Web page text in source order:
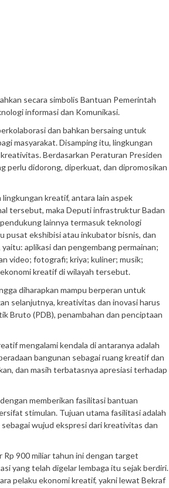
secara simbolis Bantuan Pemerintah
informasi dan Komunikasi.
dan bahkan bersaing untuk
masyarakat. Disamping itu, lingkungan
Berdasarkan Peraturan Presiden
perlu didorong, diperkuat, dan dipromosikan
kreatif, antara lain aspek
tersebut, maka Deputi infrastruktur Badan
lainnya termasuk teknologi
pusat ekshibisi atau inkubator bisnis, dan
aplikasi dan pengembang permainan;
video; fotografi; kriya; kuliner; musik;
kreatif di wilayah tersebut.
diharapkan mampu berperan untuk
selanjutnya, kreativitas dan inovasi harus
Bruto (PDB), penambahan dan penciptaan
mengalami kendala di antaranya adalah
bangunan sebagai ruang kreatif dan
dan masih terbatasnya apresiasi terhadap
memberikan fasilitasi bantuan
stimulan. Tujuan utama fasilitasi adalah
wujud ekspresi dari kreativitas dan
Rp 900 miliar tahun ini dengan target
yang telah digelar lembaga itu sejak berdiri.
pelaku ekonomi kreatif, yakni lewat Bekraf